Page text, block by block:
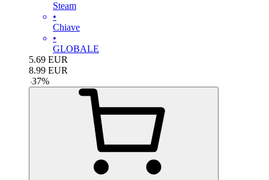
Steam
•
Chiave
•
GLOBALE
5.69 EUR
8.99 EUR
-37%